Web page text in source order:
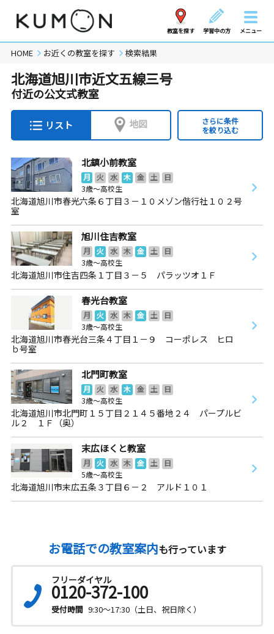
教室を探す 学習中の方 メニュー
HOME お近くの教室を探す 検索結果
北海道旭川市近文五線三号
付近の公文式教室
リスト 地図
さらに条件
を絞り込む
北鎮小前教室
月 火 水 木 金 土
日
3歳～高校生
北海道旭川市春光六条６丁目３－１０メゾン偕行社１０２号
室
旭川住吉教室
月 火 水 木 金 土
日
3歳～高校生
北海道旭川市住吉四条１丁目３－５ パラッツオ１Ｆ
春光台教室
月 火 水 木 金 土
日
3歳～高校生
北海道旭川市春光台三条４丁目１－９ コーポレス ヒロ
ｂ号室
北門町教室
月 火 水 木 金 土
日
3歳～高校生
北海道旭川市北門町１５丁目２１４５番地２４ パープルビ
ル２ １Ｆ（奥）
末広ほくと教室
月 火 水 木 金 土
日
5歳～高校生
北海道旭川市末広五条３丁目６－２ アルド１０１
お電話での教室案内も行っています
フリーダイヤル
0120-372-100
受付時間 9:30～17:30（土日、祝日除く）